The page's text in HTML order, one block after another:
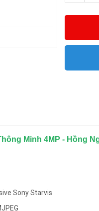
Minh 4MP - Hồng
Sony Starvis